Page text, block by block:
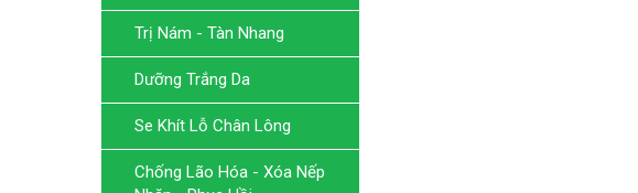
Trị Nám - Tàn Nhang
Dưỡng Trắng Da
Se Khít Lỗ Chân Lông
Chống Lão Hóa - Xóa Nếp